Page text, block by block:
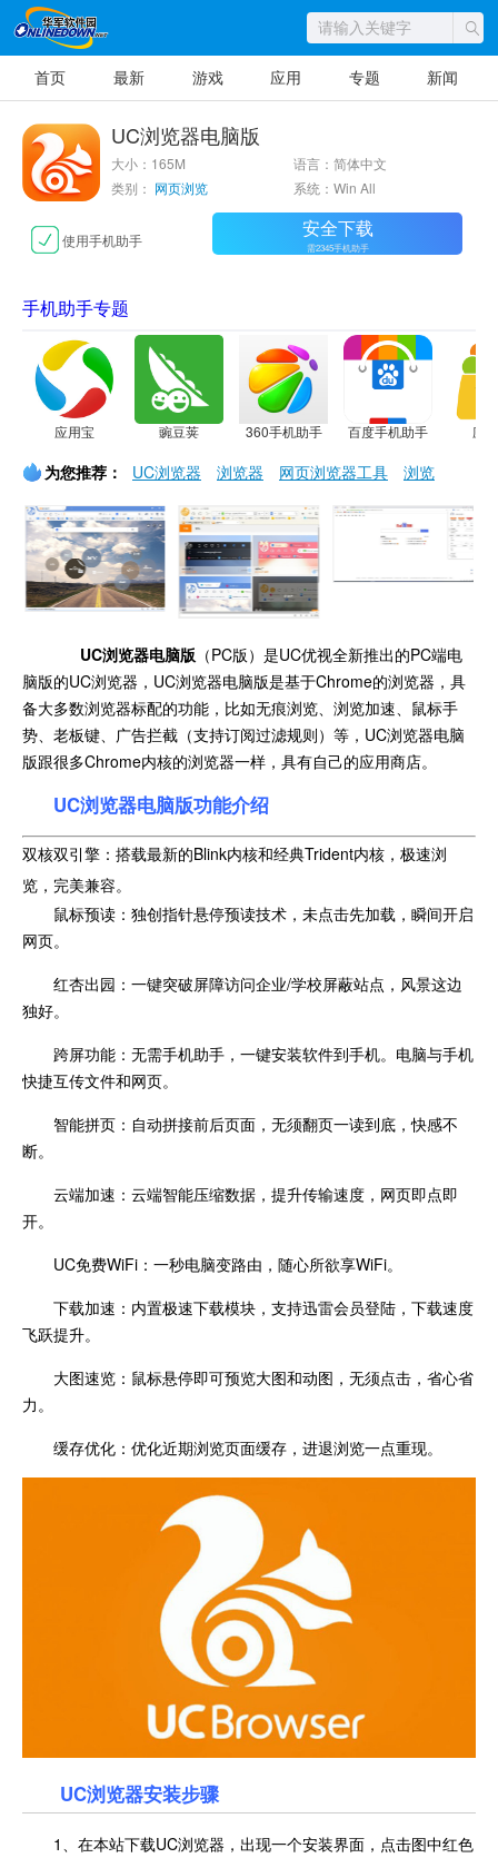
首页 最新 游戏 应用 专题 新闻
UC浏览器电脑版
大小：165M
语言：简体中文
类别： 网页浏览 系统：Win All
使用手机助手 安全下载
需2345手机助手
手机助手专题
应用宝 豌豆荚 360手机助手 百度手机助手 应
为您推荐： UC浏览器 浏览器 网页浏览器工具 浏览
UC浏览器电脑版 （PC版）是UC优视全新推出的PC端电
脑版的UC浏览器，UC浏览器电脑版是基于Chrome的浏览器，具
备大多数浏览器标配的功能，比如无痕浏览、浏览加速、鼠标手
势、老板键、广告拦截（支持订阅过滤规则）等，UC浏览器电脑
版跟很多Chrome内核的浏览器一样，具有自己的应用商店。
UC浏览器电脑版功能介绍
双核双引擎：搭载最新的Blink内核和经典Trident内核，极速浏
览，完美兼容。
鼠标预读：独创指针悬停预读技术，未点击先加载，瞬间开启
网页。
红杏出园：一键突破屏障访问企业/学校屏蔽站点，风景这边
独好。
跨屏功能：无需手机助手，一键安装软件到手机。电脑与手机
快捷互传文件和网页。
智能拼页：自动拼接前后页面，无须翻页一读到底，快感不
断。
云端加速：云端智能压缩数据，提升传输速度，网页即点即
开。
UC免费WiFi：一秒电脑变路由，随心所欲享WiFi。
下载加速：内置极速下载模块，支持迅雷会员登陆，下载速度
飞跃提升。
大图速览：鼠标悬停即可预览大图和动图，无须点击，省心省
力。
缓存优化：优化近期浏览页面缓存，进退浏览一点重现。
UC浏览器安装步骤
1、在本站下载UC浏览器，出现一个安装界面，点击图中红色